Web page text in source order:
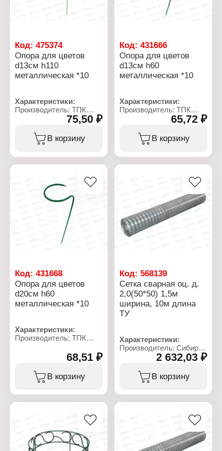
Код: 475374
Опора для цветов
d13см h110
металлическая *10
Характеристики:
Производитель: ТПК
Тип товара: Опора для
растений
Назначение: для цветов
75,50 ₽
В корзину
Код:431666
Опора для цветов
d13см h60
металлическая *10
Характеристики:
Производитель: ТПК
Тип товара: Опора для
растений
Назначение: для цветов
65,72 ₽
В корзину
Код: 431668
Опора для цветов
d20см h60
металлическая *10
Характеристики:
Производитель: ТПК
Тип товара: Опора для
Назначение: для цветов
Диаметр: 20 см
Материал: металл, ПВХ
68,51 ₽
В корзину
Код:568139
Сетка сварная оц. д.
2,0(50*50) 1,5м
ширина, 10м длина
ТУ
Характеристики:
Производитель: Сибирь
садовая
Конструкция: сварная
Покрытие: оцинкованная
2 632,03 ₽
В корзину